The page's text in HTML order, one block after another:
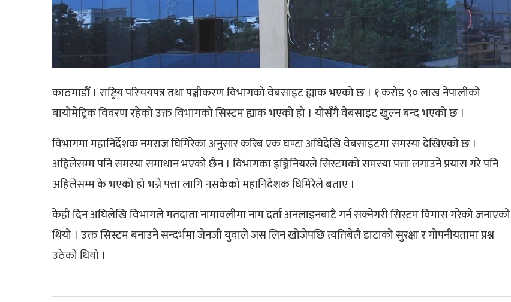
काठमाडौँ । राष्ट्रिय परिचयपत्र तथा पञ्जीकरण विभागको वेबसाइट ह्याक भएको छ । १ करोड ९० लाख नेपालीको
बायोमेट्रिक विवरण रहेको उक्त विभागको सिस्टम ह्याक भएको हो । योसँगै वेबसाइट खुल्न बन्द भएको छ ।
विभागमा महानिर्देशक नमराज घिमिरेका अनुसार करिब एक घण्टा अघिदेखि वेबसाइटमा समस्या देखिएको छ ।
अहिलेसम्म पनि समस्या समाधान भएको छैन । विभागका इञ्जिनियरले सिस्टमको समस्या पत्ता लगाउने प्रयास गरे पनि
अहिलेसम्म के भएको हो भन्ने पत्ता लागि नसकेको महानिर्देशक घिमिरेले बताए ।
केही दिन अघिलेखि विभागले मतदाता नामावलीमा नाम दर्ता अनलाइनबाटै गर्न सक्नेगरी सिस्टम विमास गरेको जनाएको
थियो । उक्त सिस्टम बनाउने सन्दर्भमा जेनजी युवाले जस लिन खोजेपछि त्यतिबेलै डाटाको सुरक्षा र गोपनीयतामा प्रश्न
उठेको थियो ।